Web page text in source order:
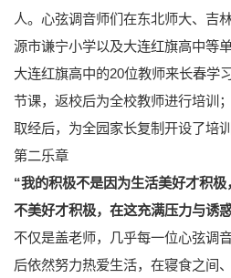
人。心弦调音师们在东北师大、吉
源市谦宁小学以及大连红旗高中等
大连红旗高中的20位教师来长春学
节课，返校后为全校教师进行培训
取经后，为全园家长复制开设了
第二乐章
“我的积极不是因为生活美好才积
不美好才积极，在这充满压力与诱
不仅是盖老师，几乎每一位心弦调
后依然努力热爱生活，在寝食之间